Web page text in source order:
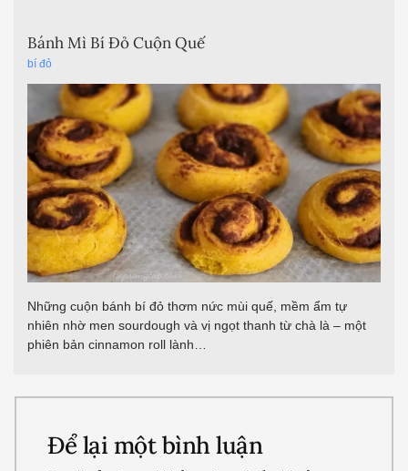
Bánh Mì Bí Đỏ Cuộn Quế
bí đỏ
Những cuộn bánh bí đỏ thơm nức mùi quế, mềm ẩm tự
nhiên nhờ men sourdough và vị ngọt thanh từ chà là – một
phiên bản cinnamon roll lành…
Để lại một bình luận